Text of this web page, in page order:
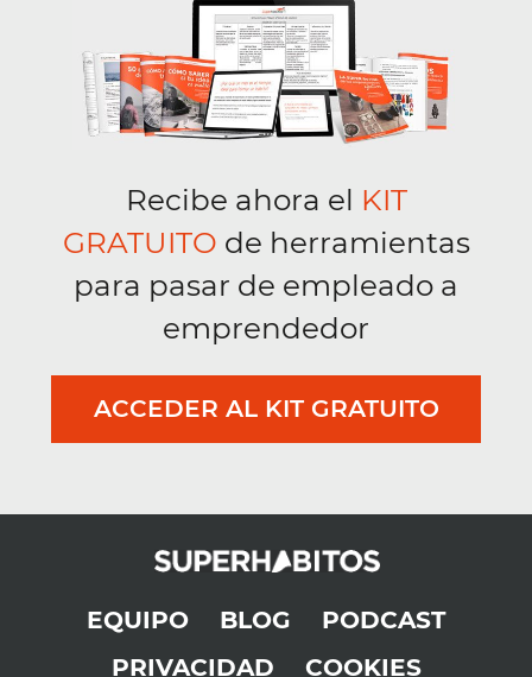
Recibe ahora el KIT
GRATUITO de herramientas
para pasar de empleado a
emprendedor
ACCEDER AL KIT GRATUITO
EQUIPO BLOG
PODCAST
PRIVACIDAD
COOKIES